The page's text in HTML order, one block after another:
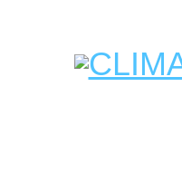
Кондиционеры и сплит-